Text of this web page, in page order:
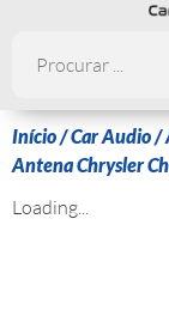
Início/Car Audio/
Antena Chrysler
Loading...